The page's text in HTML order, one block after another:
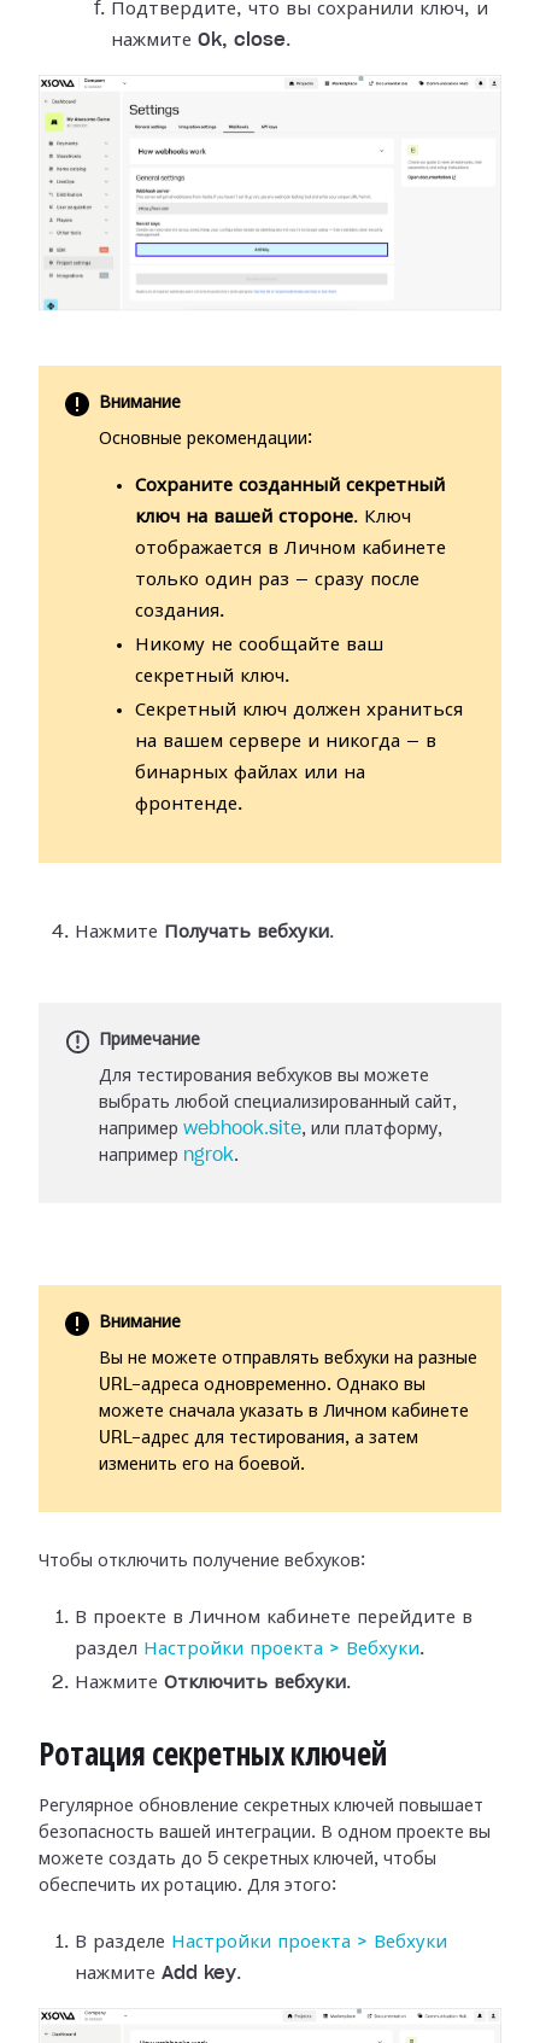
Подтвердите, что вы сохранили ключ, и
нажмите Ok, close.
Внимание
Основные рекомендации:
Сохраните созданный секретный
ключ на вашей стороне. Ключ
отображается в Личном кабинете
только один раз — сразу после
создания.
Никому не сообщайте ваш
секретный ключ.
Секретный ключ должен храниться
на вашем сервере и никогда — в
бинарных файлах или на
фронтенде.
Нажмите Получать вебхуки.
Примечание
Для тестирования вебхуков вы можете
выбрать любой специализированный сайт,
например webhook.site, или платформу,
например ngrok.
Внимание
Вы не можете отправлять вебхуки на разные
URL-адреса одновременно. Однако вы
можете сначала указать в Личном кабинете
URL-адрес для тестирования, а затем
изменить его на боевой.
Чтобы отключить получение вебхуков:
В проекте в Личном кабинете перейдите в
раздел Настройки проекта > Вебхуки.
Нажмите Отключить вебхуки.
Ротация секретных ключей
Регулярное обновление секретных ключей повышает
безопасность вашей интеграции. В одном проекте вы
можете создать до 5 секретных ключей, чтобы
обеспечить их ротацию. Для этого:
В разделе Настройки проекта > Вебхуки
нажмите Add key.